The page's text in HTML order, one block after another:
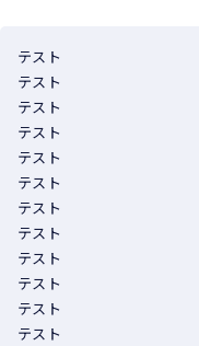
テスト
テスト
テスト
テスト
テスト
テスト
テスト
テスト
テスト
テスト
テスト
テスト